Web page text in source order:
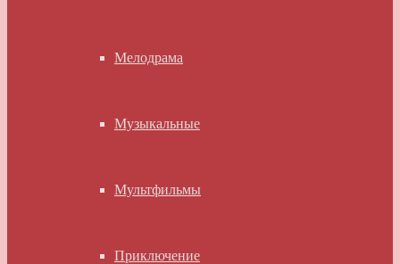
Мелодрама
Музыкальные
Мультфильмы
Приключение